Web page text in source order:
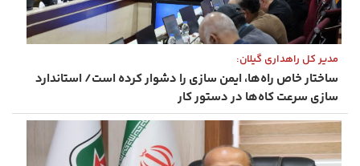
مدیر کل راهداری گیلان:
ساختار خاص راه‌ها، ایمن‌ سازی را دشوار کرده است/ استاندارد
سازی سرعت ‌کاه‌ها در دستور کار